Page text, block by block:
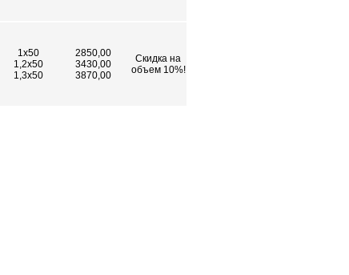
1х50
1,2х50
1,3х50
2850,00
3430,00
3870,00
Скидка на
объем 10%!